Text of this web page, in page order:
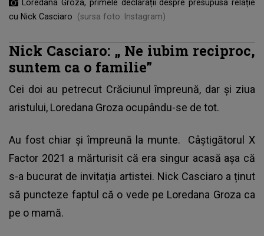
Loredana Groza, primele declarații despre presupusa relație
cu Nick Casciaro
(sursa foto: Instagram)
Nick Casciaro: „ Ne iubim reciproc,
suntem ca o familie”
Cei doi au petrecut Crăciunul împreună, dar și ziua
aristului, Loredana Groza ocupându-se de tot.
Au fost chiar și împreună la munte. Câştigătorul X
Factor 2021 a mărturisit că era singur acasă așa că
s-a bucurat de invitația artistei. Nick Casciaro a ținut
să puncteze faptul că o vede pe Loredana Groza ca
pe o mamă.